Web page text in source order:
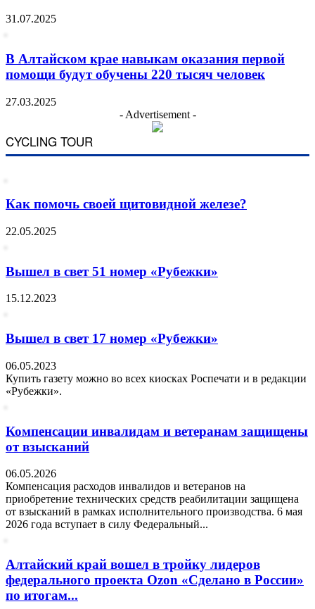
31.07.2025
В Алтайском крае навыкам оказания первой
помощи будут обучены 220 тысяч человек
27.03.2025
- Advertisement -
CYCLING TOUR
Как помочь своей щитовидной железе?
22.05.2025
Вышел в свет 51 номер «Рубежки»
15.12.2023
Вышел в свет 17 номер «Рубежки»
06.05.2023
Купить газету можно во всех киосках Роспечати и в редакции
«Рубежки».
Компенсации инвалидам и ветеранам защищены
от взысканий
06.05.2026
Компенсация расходов инвалидов и ветеранов на
приобретение технических средств реабилитации защищена
от взысканий в рамках исполнительного производства. 6 мая
2026 года вступает в силу Федеральный...
Алтайский край вошел в тройку лидеров
федерального проекта Ozon «Сделано в России»
по итогам...